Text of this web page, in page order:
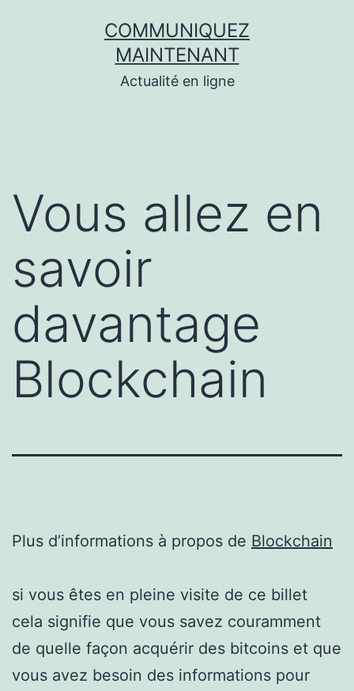
COMMUNIQUEZ
MAINTENANT
Actualité en ligne
Vous allez en
savoir
davantage
Blockchain
Plus d’informations à propos de Blockchain
si vous êtes en pleine visite de ce billet
cela signifie que vous savez couramment
de quelle façon acquérir des bitcoins et que
vous avez besoin des informations pour